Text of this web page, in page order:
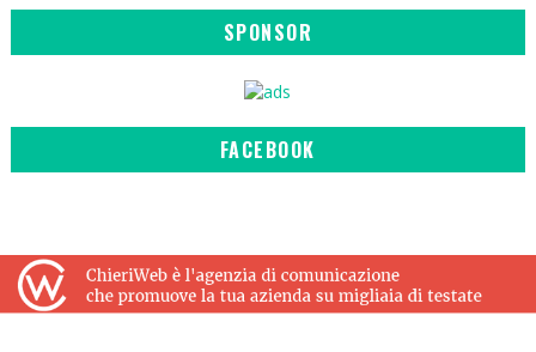
SPONSOR
FACEBOOK